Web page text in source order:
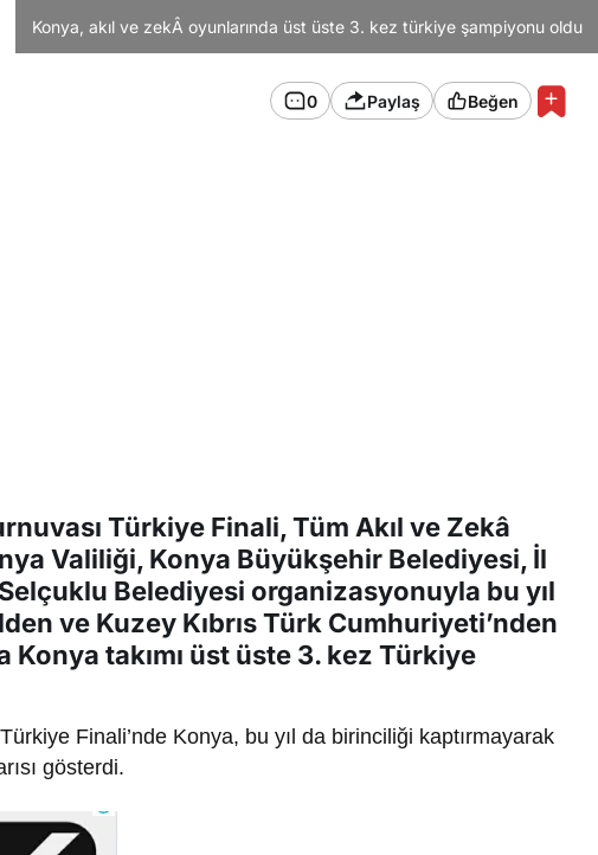
Konya, akıl ve zekÂ oyunlarında üst üste 3. kez türkiye şampiyonu oldu
0 Paylaş Beğen
Türkiye Finali, Tüm Akıl ve Zekâ
Valiliği, Konya Büyükşehir Belediyesi, İl
Belediyesi organizasyonuyla bu yıl
ve Kuzey Kıbrıs Türk Cumhuriyeti’nden
Konya takımı üst üste 3. kez Türkiye
Finali’nde Konya, bu yıl da birinciliği kaptırmayarak
gösterdi.